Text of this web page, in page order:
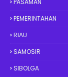
PASAMAN
PEMERINTAHAN
RIAU
SAMOSIR
SIBOLGA